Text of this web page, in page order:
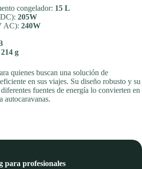
congelador: 15 L
205W
AC): 240W
214 g
quienes buscan una solución de
en sus viajes. Su diseño robusto y su
fuentes de energía lo convierten en
autocaravanas.
para profesionales